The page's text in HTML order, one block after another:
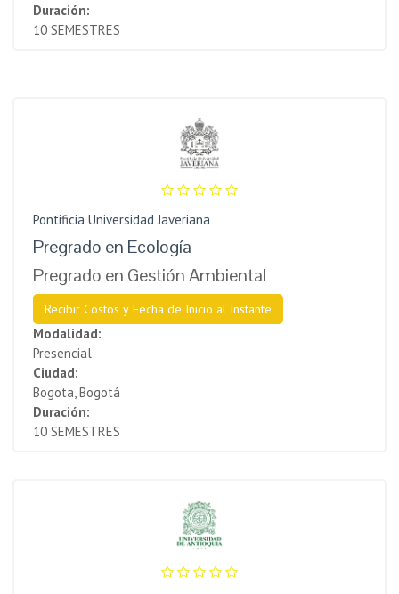
Duración:
10 SEMESTRES
Pontificia Universidad Javeriana
Pregrado en Ecología
Pregrado en Gestión Ambiental
Recibir Costos y Fecha de Inicio al Instante
Modalidad:
Presencial
Ciudad:
Bogota, Bogotá
Duración:
10 SEMESTRES